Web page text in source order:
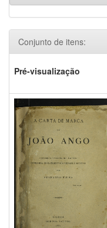
Conjunto de itens:
Pré-visualização